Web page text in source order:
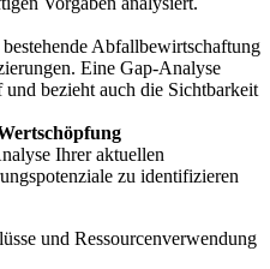
Abfallbewirtschaftung
Eine Gap-Analyse
bezieht auch die Sichtbarkeit
Ihrer aktuellen
zu identifizieren
und Ressourcenverwendung